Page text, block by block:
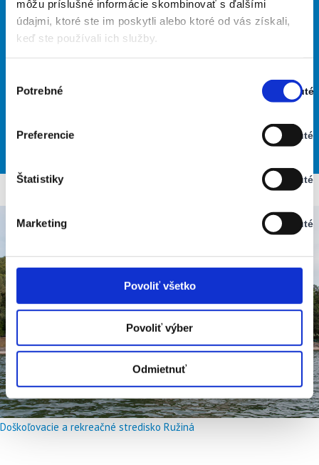
môžu príslušné informácie skombinovať s ďalšími
údajmi, ktoré ste im poskytli alebo ktoré od vás získali,
keď ste používali ich služby.
súhlasu
Potrebné Zapnuté
Stav:
Preferencie
Vypnuté
Stav:
Štatistiky
Vypnuté
Stav:
Marketing
Vypnuté
Stav:
Povoliť všetko
Povoliť výber
Odmietnuť
jasná obloha
27% Vlhkosť vzduchu:
26° 28°
Doškoľovacie a rekreačné stredisko Ružiná